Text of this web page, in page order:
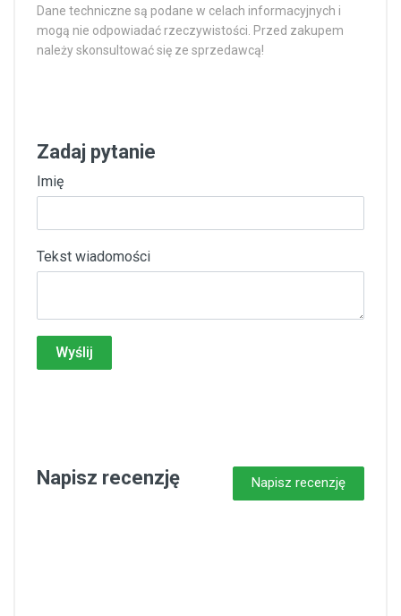
Dane techniczne są podane w celach informacyjnych i
mogą nie odpowiadać rzeczywistości. Przed zakupem
należy skonsultować się ze sprzedawcą!
Zadaj pytanie
Imię
Tekst wiadomości
Wyślij
Napisz recenzję Napisz recenzję